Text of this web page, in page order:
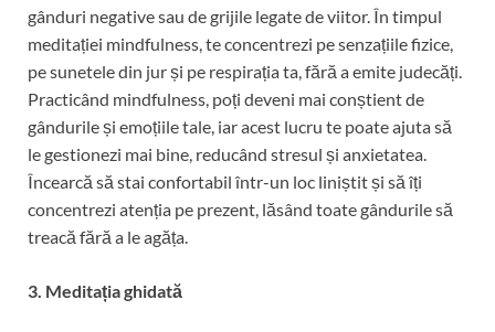
gânduri negative sau de grijile legate de viitor. În timpul
meditației mindfulness, te concentrezi pe senzațiile fizice,
pe sunetele din jur și pe respirația ta, fără a emite judecăți.
Practicând mindfulness, poți deveni mai conștient de
gândurile și emoțiile tale, iar acest lucru te poate ajuta să
le gestionezi mai bine, reducând stresul și anxietatea.
Încearcă să stai confortabil într-un loc liniștit și să îți
concentrezi atenția pe prezent, lăsând toate gândurile să
treacă fără a le agăța.
3. Meditația ghidată